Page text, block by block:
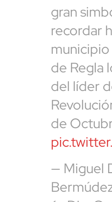
gran
recordar
de Regla
del líder
de
— Miguel